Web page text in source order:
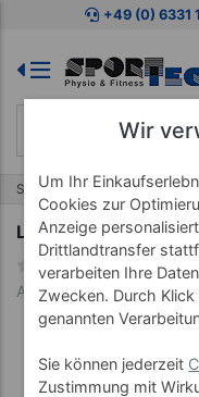
Zum Kaufbereich+49 (0) 6331
Start Marken Lojer
Lojer Therapieliege
Art-Nr. 65760-50-7G
Wir
Um Ihr
Cookies zur
Anzeige
Drittlandtransfer
verarbeiten Ihre
Zwecken. Durch
genannten
Sie können jederzeit
Zustimmung mit